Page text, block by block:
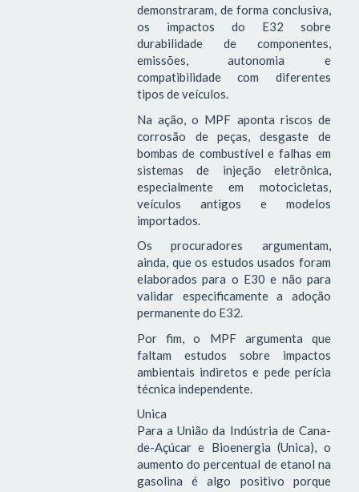
demonstraram, de forma conclusiva,
os impactos do E32 sobre
durabilidade de componentes,
emissões, autonomia e
compatibilidade com diferentes
tipos de veículos.
Na ação, o MPF aponta riscos de
corrosão de peças, desgaste de
bombas de combustível e falhas em
sistemas de injeção eletrônica,
especialmente em motocicletas,
veículos antigos e modelos
importados.
Os procuradores argumentam,
ainda, que os estudos usados foram
elaborados para o E30 e não para
validar especificamente a adoção
permanente do E32.
Por fim, o MPF argumenta que
faltam estudos sobre impactos
ambientais indiretos e pede perícia
técnica independente.
Unica
Para a União da Indústria de Cana-
de-Açúcar e Bioenergia (Unica), o
aumento do percentual de etanol na
gasolina é algo positivo porque